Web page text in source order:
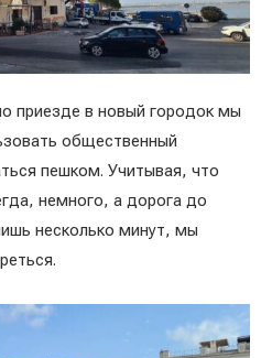
приезде в новый городок мы
общественный
пешком. Учитывая, что
немного, а дорога до
несколько минут, мы